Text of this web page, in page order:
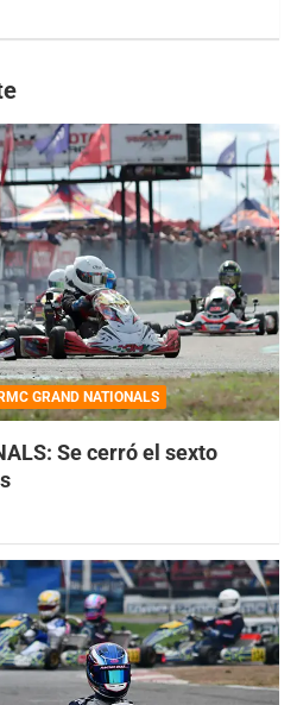
RMC GRAND NATIONALS
Se cerró el sexto